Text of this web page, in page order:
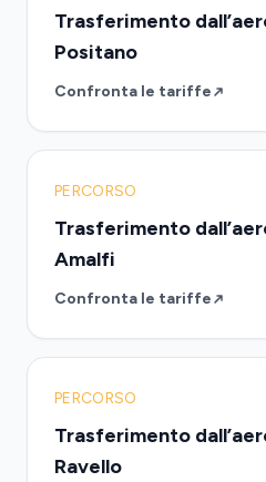
Trasferimento
Positano
Confronta le tariffe
PERCORSO
Trasferimento
Amalfi
Confronta le tariffe
PERCORSO
Trasferimento
Ravello